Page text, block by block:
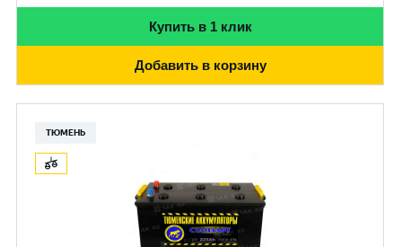
Купить в 1 клик
Добавить в корзину
ТЮМЕНЬ